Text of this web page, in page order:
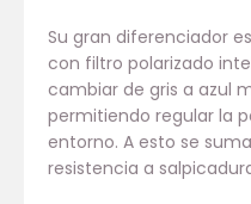
Su gran diferenciador
con filtro polarizado
cambiar de gris a azul
permitiendo regular la
entorno. A esto se
resistencia a